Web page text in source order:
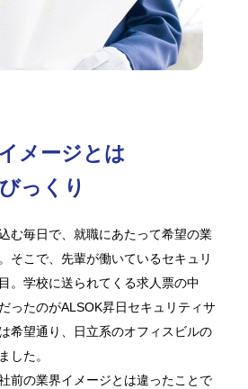
メージとは
っくり
む毎日で、就職にあたって希望の業
そこで、先輩が働いているセキュリ
。学校に送られてくる求人票の中
ったのがALSOK昇日セキュリティサ
希望通り、日立系のオフィスビルの
した。
前の業界イメージとは違ったことで